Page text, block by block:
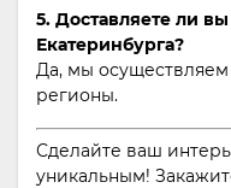
5. Доставляете ли
Екатеринбурга?
Да, мы
регионы.
Сделайте ваш
уникальным!